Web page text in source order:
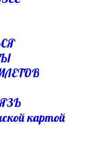
картой